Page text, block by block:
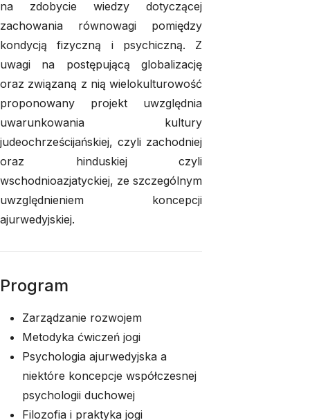
na zdobycie wiedzy dotyczącej
zachowania równowagi pomiędzy
kondycją fizyczną i psychiczną. Z
uwagi na postępującą globalizację
oraz związaną z nią wielokulturowość
proponowany projekt uwzględnia
uwarunkowania kultury
judeochrześcijańskiej, czyli zachodniej
oraz hinduskiej czyli
wschodnioazjatyckiej, ze szczególnym
uwzględnieniem koncepcji
ajurwedyjskiej.
Program
Zarządzanie rozwojem
Metodyka ćwiczeń jogi
Psychologia ajurwedyjska a
niektóre koncepcje współczesnej
psychologii duchowej
Filozofia i praktyka jogi